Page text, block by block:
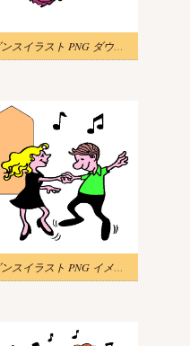
ダンスイラスト PNG ダウンロード
ダンスイラスト PNG イメージ